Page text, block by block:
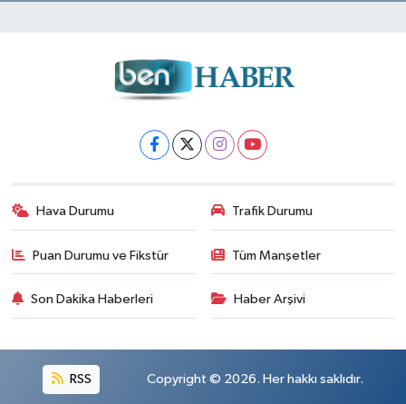
Hava Durumu Trafik Durumu
Puan Durumu ve Fikstür Tüm Manşetler
Son Dakika Haberleri Haber Arşivi
RSS Copyright © 2026. Her hakkı saklıdır.